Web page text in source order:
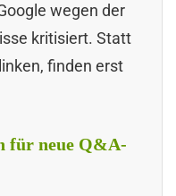
wegen der
kritisiert. Statt
finden erst
für neue Q&A-